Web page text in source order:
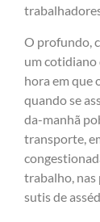
O profundo,
um cotidiano
hora em que
quando se
da-manhã
transporte,
trabalho, nas
sutis de